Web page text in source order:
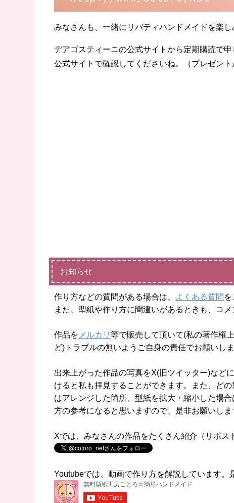
みなさんも、一緒にリバティハンドメイドを楽し
デアゴスティーニの公式サイトから定期購読で
公式サイトで確認してくださいね。（プレゼン
お知らせ
作り方などの質問がある場合は、 よくある質問
また、型紙や作り方に間違いがあるときも、コメ
作品を メルカリ等で販売して頂いて(私の著作権
ど)トラブルの無いようご自身の責任でお願いし
出来上がった作品の写真をX(旧ツイッター)など
けると私も拝見することができます。また、ど
はアレンジした箇所、型紙を拡大・縮小した場
方の参考になると思いますので、是非お願いしま
Xでは、みなさんの作品をたくさん紹介（リポ
Youtubeでは、動画で作り方を解説しています。